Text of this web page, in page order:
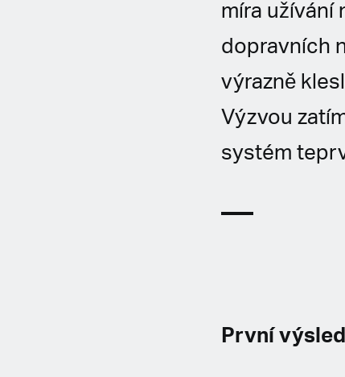
míra užívání
dopravních
výrazně
Výzvou
systém
První